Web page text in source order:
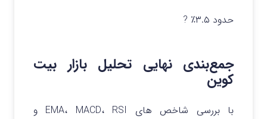
حدود ۳.۵٪ ?
جمع‌بندی نهایی تحلیل بازار بیت‌
کوین
با بررسی شاخص‌ های EMA، MACD، RSI و